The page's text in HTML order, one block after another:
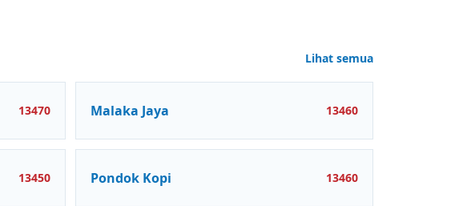
Lihat semua
13470 Malaka Jaya 13460
13450 Pondok Kopi 13460